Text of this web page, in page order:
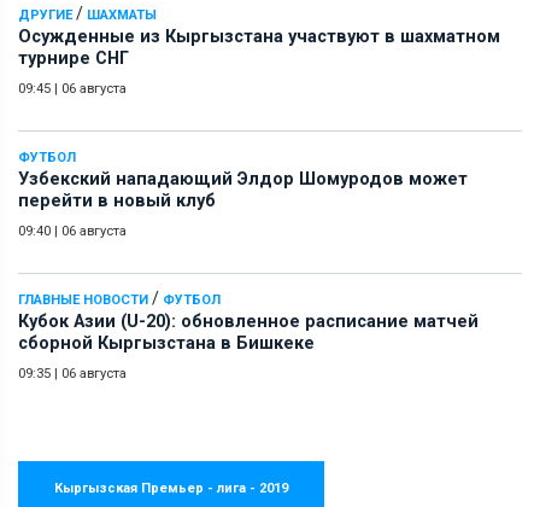
ДРУГИЕ/ ШАХМАТЫ
Осужденные из Кыргызстана участвуют в шахматном
турнире СНГ
09:45 | 06 августа
ФУТБОЛ
Узбекский нападающий Элдор Шомуродов может
перейти в новый клуб
09:40 | 06 августа
ГЛАВНЫЕ НОВОСТИ / ФУТБОЛ
Кубок Азии (U-20): обновленное расписание матчей
сборной Кыргызстана в Бишкеке
09:35 | 06 августа
Кыргызская Премьер - лига - 2019